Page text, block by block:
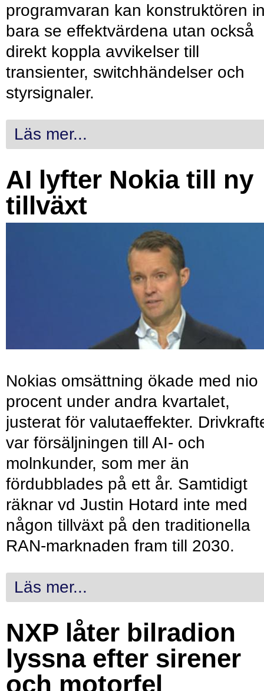
programvaran kan konstruktören
bara se effektvärdena utan också
direkt koppla avvikelser till
transienter, switchhändelser och
styrsignaler.
Läs mer...
AI lyfter Nokia till ny
tillväxt
Nokias omsättning ökade med nio
procent under andra kvartalet,
justerat för valutaeffekter.
var försäljningen till AI- och
molnkunder, som mer än
fördubblades på ett år. Samtidigt
räknar vd Justin Hotard inte med
någon tillväxt på den traditionella
RAN-marknaden fram till 2030.
Läs mer...
NXP låter bilradion
lyssna efter sirener
och motorfel